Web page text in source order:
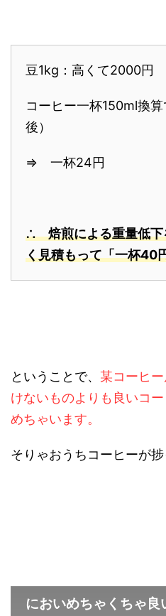
豆1kg：高くて2000円
コーヒー一杯150ml換
後）
⇒ 一杯24円
∴ 焙煎による重量低下
く見積もって「一杯40
ということで、 某コーヒ
けないものよりも良いコ
めちゃいます。
そりゃおうちコーヒーが
においめちゃくちゃ良